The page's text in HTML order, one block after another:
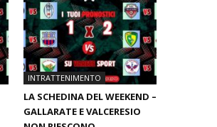
INTRATTENIMENTO
LA SCHEDINA DEL WEEKEND –
GALLARATE E VALCERESIO